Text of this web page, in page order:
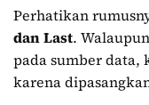
Perhatikan
danLast.
pada sumber data,
karena